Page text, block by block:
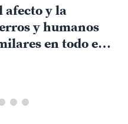
afecto y la
y humanos
en todo el